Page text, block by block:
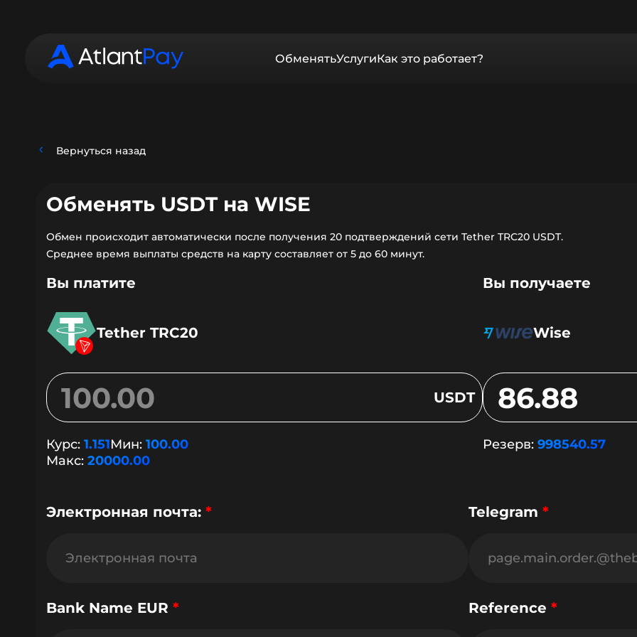
ОбменятьУслугиКак это работает?
Вернуться назад
Обменять USDT на WISE
Обмен происходит автоматически после получения 20 подтверждений сети Tether TRC20 USDT.
Среднее время выплаты средств на карту составляет от 5 до 60 минут.
Вы платите
Tether TRC20
USDT
Курс:1.151Мин:100.00
Макс:20000.00
Вы получаете
Wise
Резерв: 998540.57
Электронная почта:* Telegram*
Bank Name EUR* Reference*